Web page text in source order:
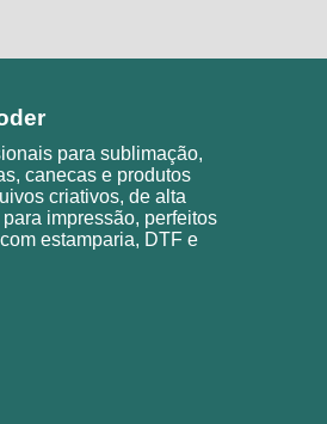
para sublimação,
canecas e produtos
criativos, de alta
impressão, perfeitos
estamparia, DTF e